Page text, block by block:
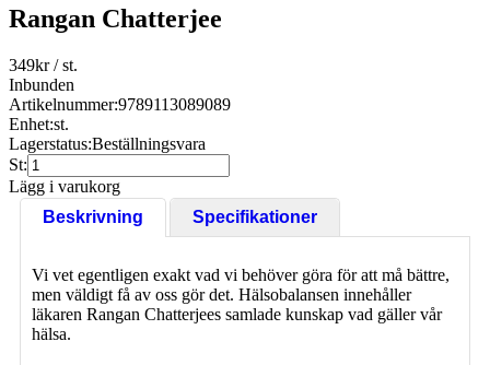
Rangan Chatterjee
349kr/ st.
Inbunden
Artikelnummer:9789113089089
Enhet:st.
Lagerstatus:Beställningsvara
St:
Lägg i varukorg
Beskrivning
Specifikationer
Vi vet egentligen exakt vad vi behöver göra för att må bättre,
men väldigt få av oss gör det. Hälsobalansen innehåller
läkaren Rangan Chatterjees samlade kunskap vad gäller vår
hälsa.